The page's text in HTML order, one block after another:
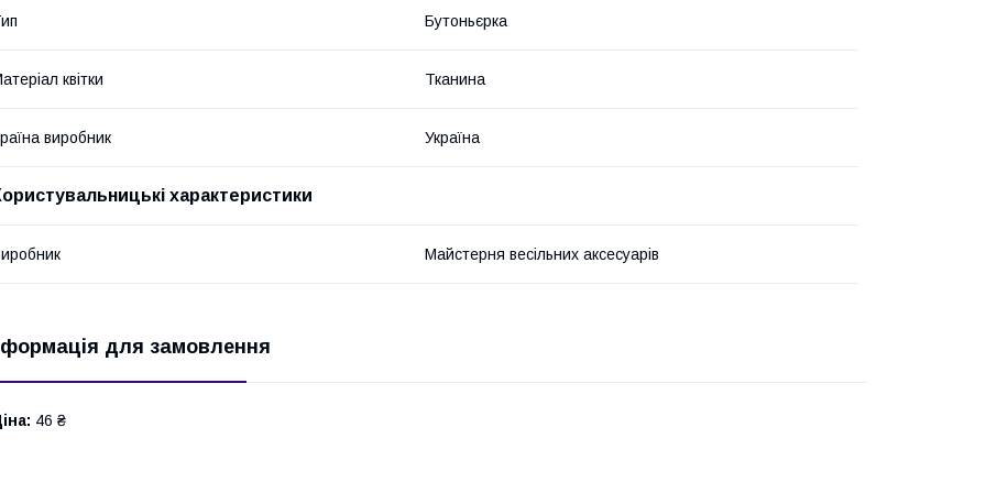
Бутоньєрка
квітки Тканина
виробник Україна
характеристики
Майстерня весільних аксесуарів
для замовлення
46 ₴